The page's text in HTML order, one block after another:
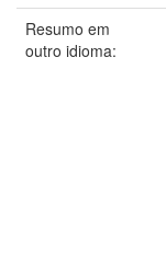
Resumo em
outro idioma: